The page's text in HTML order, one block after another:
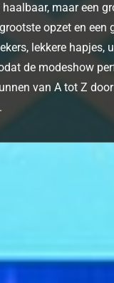
maar een
opzet en een
lekkere hapjes,
de modeshow
van A tot Z